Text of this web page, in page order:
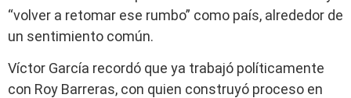
“volver a retomar ese rumbo” como país, alrededor de
un sentimiento común.
Víctor García recordó que ya trabajó políticamente
con Roy Barreras, con quien construyó proceso en